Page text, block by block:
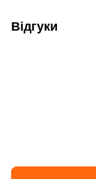
Відгуки